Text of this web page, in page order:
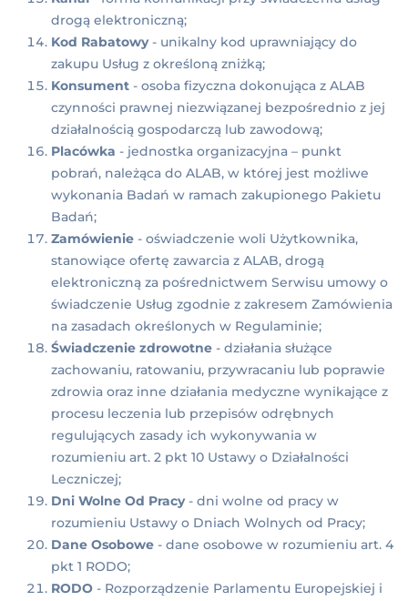
drogą elektroniczną;
Kod Rabatowy - unikalny kod uprawniający do
zakupu Usług z określoną zniżką;
Konsument - osoba fizyczna dokonująca z ALAB
czynności prawnej niezwiązanej bezpośrednio z jej
działalnością gospodarczą lub zawodową;
Placówka - jednostka organizacyjna – punkt
pobrań, należąca do ALAB, w której jest możliwe
wykonania Badań w ramach zakupionego Pakietu
Badań;
Zamówienie - oświadczenie woli Użytkownika,
stanowiące ofertę zawarcia z ALAB, drogą
elektroniczną za pośrednictwem Serwisu umowy o
świadczenie Usług zgodnie z zakresem Zamówienia
na zasadach określonych w Regulaminie;
Świadczenie zdrowotne - działania służące
zachowaniu, ratowaniu, przywracaniu lub poprawie
zdrowia oraz inne działania medyczne wynikające z
procesu leczenia lub przepisów odrębnych
regulujących zasady ich wykonywania w
rozumieniu art. 2 pkt 10 Ustawy o Działalności
Leczniczej;
Dni Wolne Od Pracy - dni wolne od pracy w
rozumieniu Ustawy o Dniach Wolnych od Pracy;
Dane Osobowe - dane osobowe w rozumieniu art. 4
pkt 1 RODO;
RODO - Rozporządzenie Parlamentu Europejskiej i